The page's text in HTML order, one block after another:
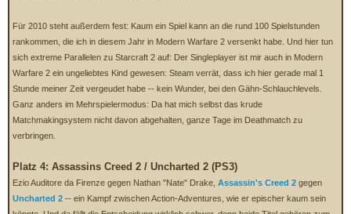
Für 2010 steht außerdem fest: Kaum ein Spiel kann an die rund 100 Spielstunden
rankommen, die ich in diesem Jahr in Modern Warfare 2 versenkt habe. Und hier tun
sich extreme Parallelen zu Starcraft 2 auf: Der Singleplayer ist mir auch in Modern
Warfare 2 ein ungeliebtes Kind gewesen: Steam verrät, dass ich hier gerade mal 1
Stunde meiner Zeit vergeudet habe -- kein Wunder, bei den Gähn-Schlauchlevels.
Ganz anders im Mehrspielermodus: Da hat mich selbst das krude
Matchmakingsystem nicht davon abgehalten, ganze Tage im Deathmatch zu
verbringen.
Platz 4: Assassins Creed 2 / Uncharted 2 (PS3)
Ezio Auditore da Firenze gegen Nathan "Nate" Drake, Assassin's Creed 2 gegen
Uncharted 2 -- ein Kampf zwischen Action-Adventures, wie er epischer kaum sein